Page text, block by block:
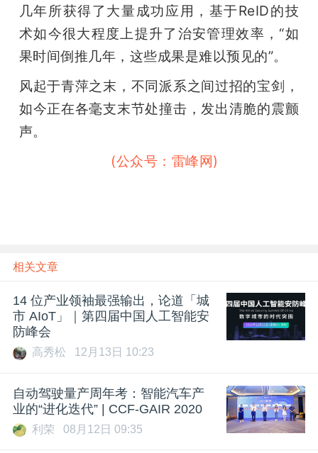
几年所获得了大量成功应用，基于ReID的技
术如今很大程度上提升了治安管理效率，“如
果时间倒推几年，这些成果是难以预见的”。
风起于青萍之末，不同派系之间过招的宝剑，
如今正在各毫支末节处撞击，发出清脆的震颤
声。
(公众号：雷峰网)
相关文章
14 位产业领袖最强输出，论道「城
市 AIoT」｜第四届中国人工智能安
防峰会
高秀松 12月13日 10:23
自动驾驶量产周年考：智能汽车产
业的“进化迭代” | CCF-GAIR 2020
利荣 08月12日 09:35